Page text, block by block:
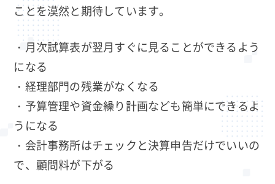
ことを漠然と期待しています。
・月次試算表が翌月すぐに見ることができるよう
になる
・経理部門の残業がなくなる
・予算管理や資金繰り計画なども簡単にできるよ
うになる
・会計事務所はチェックと決算申告だけでいいの
で、顧問料が下がる